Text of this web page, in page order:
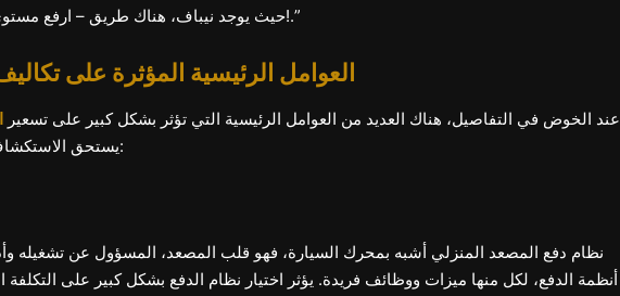
“حيث يوجد نيباف، هناك طريق – ارفع مستوى منزلك لكبار السن اليوم!.”
العوامل الرئيسية المؤثرة على
عند الخوض في التفاصيل، هناك العديد من العوامل الرئيسية التي تؤثر بشكل كبير على تسعير
يستحق الاستكشاف لفهم الاستثمار الإجمالي:
نظام دفع المصعد المنزلي أشبه بمحرك السيارة، فهو قلب المصعد، المسؤول عن تشغيله
أنظمة الدفع، لكل منها ميزات ووظائف فريدة. يؤثر اختيار نظام الدفع بشكل كبير على التكلفة